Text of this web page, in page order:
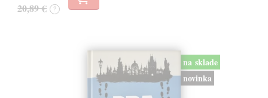
20,89 € ?
na sklade
novinka